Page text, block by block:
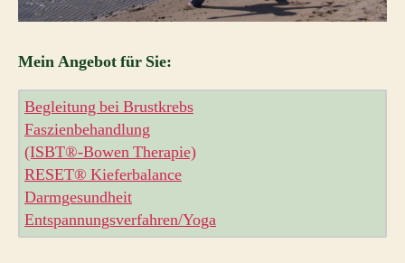
Mein Angebot für Sie:
Begleitung bei Brustkrebs
Faszienbehandlung
(ISBT®-Bowen Therapie)
RESET® Kieferbalance
Darmgesundheit
Entspannungsverfahren/Yoga